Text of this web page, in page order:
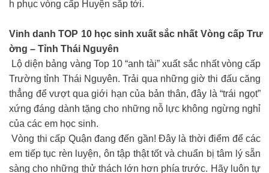
h phục vòng cấp Huyện sắp tới.
Vinh danh TOP 10 học sinh xuất sắc nhất Vòng cấp Trư
ờng – Tỉnh Thái Nguyên
️ Lộ diện bảng vàng Top 10 “anh tài” xuất sắc nhất vòng cấp
Trường tỉnh Thái Nguyên. Trải qua những giờ thi đấu căng
thẳng để vượt qua giới hạn của bản thân, đây là “trái ngọt”
xứng đáng dành tặng cho những nỗ lực không ngừng nghỉ
của các em học sinh.
Vòng thi cấp Quận đang đến gần! Đây là thời điểm để các
em tiếp tục rèn luyện, ôn tập thật tốt và chuẩn bị tâm lý sẵn
sàng cho những thử thách lớn hơn phía trước. Hãy luôn tự